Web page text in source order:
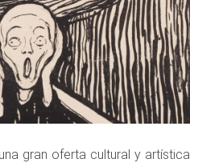
gran oferta cultural y artística